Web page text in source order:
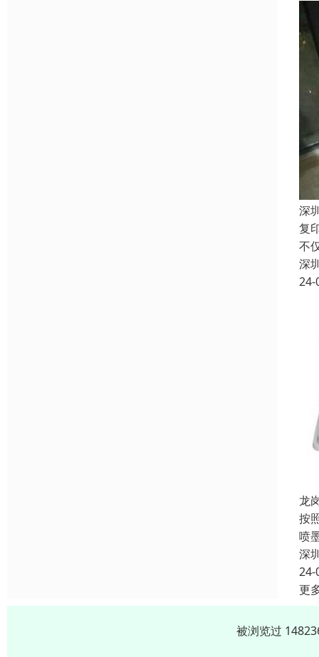
深
复
不
深
24-
龙
按
喷
深
24-
更
被浏览过